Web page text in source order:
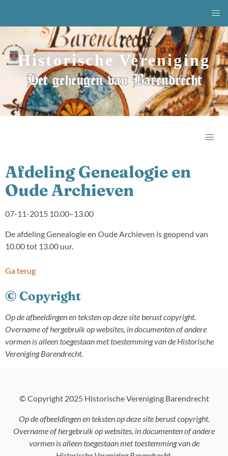
Historische Vereniging
Het geheugen van Barendrecht
Afdeling Genealogie en
Oude Archieven
07-11-2015 10.00–13.00
De afdeling Genealogie en Oude Archieven is geopend van
10.00 tot 13.00 uur.
Ga terug
© Copyright
Op de afbeeldingen en teksten op deze site berust copyright.
Overname of hergebruik op websites, in documenten of andere
vormen is alleen toegestaan met toestemming van de Historische
Vereniging Barendrecht.
© Copyright 2025 Historische Vereniging Barendrecht
Op de afbeeldingen en teksten op deze site berust copyright.
Overname of hergebruik op websites, in documenten of andere
vormen is alleen toegestaan met toestemming van de